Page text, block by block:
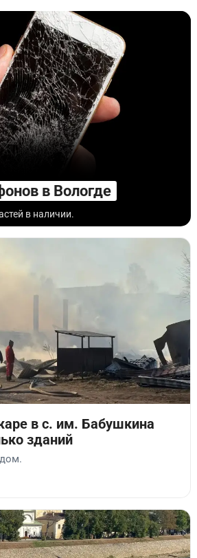
в Вологде
в наличии.
в с. им. Бабушкина
зданий